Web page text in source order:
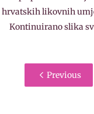
hrvatskih likovnih
Kontinuirano slika
Previous